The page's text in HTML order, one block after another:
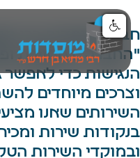
חברתמוסדות רבי
"החברה") מחויבת
הנגישות כדי
וצרכים מיוחדים
השירותים שאנו
בנקודות שירות
ובמוקדי השירות